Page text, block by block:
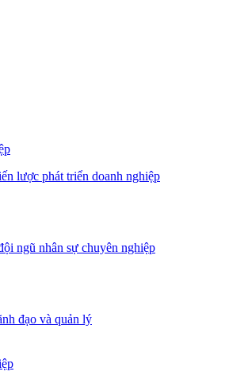
lược phát triển doanh nghiệp
ngũ nhân sự chuyên nghiệp
đạo và quản lý